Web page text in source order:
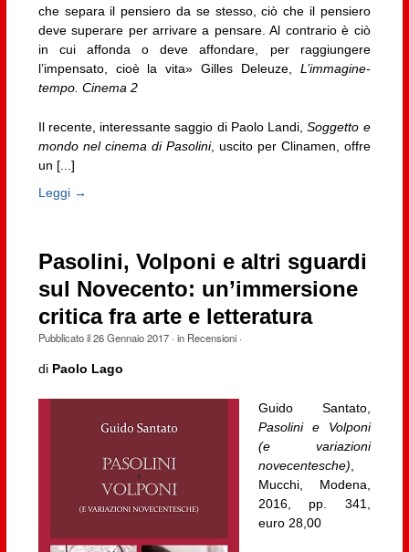
che separa il pensiero da se stesso, ciò che il pensiero
deve superare per arrivare a pensare. Al contrario è ciò
in cui affonda o deve affondare, per raggiungere
l’impensato, cioè la vita» Gilles Deleuze, L’immagine-
tempo. Cinema 2
Il recente, interessante saggio di Paolo Landi,Soggetto e
mondo nel cinema di Pasolini, uscito per Clinamen, offre
un [...]
Leggi →
Pasolini, Volponi e altri sguardi
sul Novecento: un’immersione
critica fra arte e letteratura
Pubblicato il26 Gennaio 2017· in Recensioni·
di Paolo Lago
Guido Santato,
Pasolini e Volponi
(e variazioni
novecentesche)
Mucchi, Modena,
2016, pp. 341,
euro 28,00